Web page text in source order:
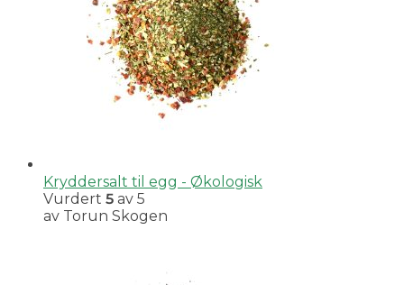
Kryddersalt til egg - Økologisk
Vurdert 5 av 5
av Torun Skogen